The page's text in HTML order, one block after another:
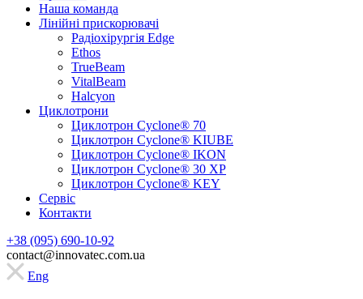
Наша команда
Лінійні прискорювачі
Радіохірургія Edge
Ethos
TrueBeam
VitalBeam
Halcyon
Циклотрони
Циклотрон Cyclone® 70
Циклотрон Cyclone® KIUBE
Циклотрон Cyclone® IKON
Циклотрон Cyclone® 30 XP
Циклотрон Cyclone® KEY
Сервic
Контакти
+38 (095) 690-10-92
contact@innovatec.com.ua
Eng